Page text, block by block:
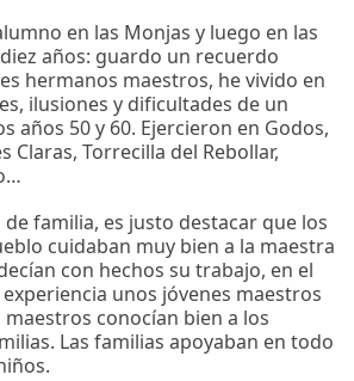
en las Monjas y luego en las
años: guardo un recuerdo
hermanos maestros, he vivido en
ilusiones y dificultades de un
años 50 y 60. Ejercieron en Godos,
Claras, Torrecilla del Rebollar,
familia, es justo destacar que los
cuidaban muy bien a la maestra
con hechos su trabajo, en el
unos jóvenes maestros
conocían bien a los
Las familias apoyaban en todo